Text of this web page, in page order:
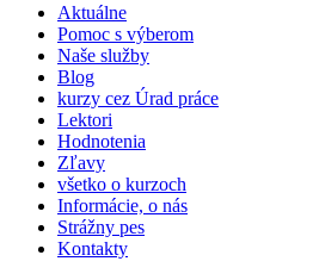
Aktuálne
Pomoc s výberom
Naše služby
Blog
kurzy cez Úrad práce
Lektori
Hodnotenia
Zľavy
všetko o kurzoch
Informácie, o nás
Strážny pes
Kontakty